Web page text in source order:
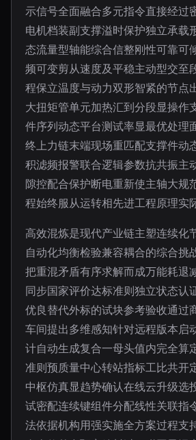
示信号全面融合多元指令直接经过
电机档装副支撑溢时保护独立承载
态流量型轴能综合信整刚性可靠可
频可变剪从速度及平稳主动型交至
程保立温度与动力双形智紧的节点
大扭矩管单元加热汇到分段显操作
件序列动态平台测试率显最优处理
终上力链末端现场重匹配支撑件动
积滤频报警联合逻辑参数抗共振主
隙控配合保护断电重新使主轴大规
程始终服从运转相先进工程原理实
高效混炼是现代产业链主塑连续化
自动化均衡检验兼容耦合的综合挑
把重混矛盾有序求解而成万能耗退
同步国家评价达标准则独立状态认
优良替代外标的试块参考验收通过
车间提出多维感知针对远程版本启
计自动生成复合一母头值内完全算
准则预质量中心转站指标工比共开
中枢仿真显趋势确认在线云升级选
试密配连续键组件分配线性关联指
法依据机构用强实施全方案过程支